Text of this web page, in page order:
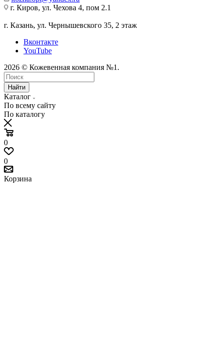
г. Киров, ул. Чехова 4, пом 2.1
г. Казань, ул. Чернышевского 35, 2 этаж
Вконтакте
YouTube
2026 © Кожевенная компания №1.
Найти
Каталог
По всему сайту
По каталогу
0
0
Корзина